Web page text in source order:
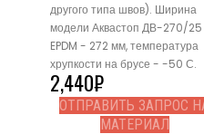
другого типа швов). Ширина
модели Аквастоп ДВ-270/25
EPDM - 272 мм, температура
хрупкости на брусе - -50 С.
2,440₽
ОТПРАВИТЬ ЗАПРОС
МАТЕРИАЛ